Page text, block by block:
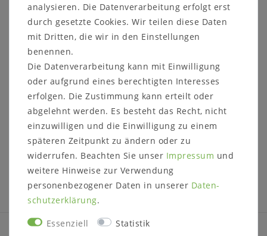
Fernsehkommode
Landhaus PRATO
187x73x50cm Eiche
massiv natur geölt
UVP 2.949,00 €
2.646,00 €
Ausstellungsstück
analysieren. Die Datenverarbeitung erfolgt erst
durch gesetzte Cookies. Wir teilen diese Daten
mit Dritten, die wir in den Einstellungen
benennen.
Die Datenverarbeitung kann mit Einwilligung
oder aufgrund eines berechtigten Interesses
erfolgen. Die Zustimmung kann erteilt oder
abgelehnt werden. Es besteht das Recht, nicht
einzuwilligen und die Einwilligung zu einem
späteren Zeitpunkt zu ändern oder zu
widerrufen. Beachten Sie unser Impressum und
weitere Hinweise zur Verwendung
personenbezogener Daten in unserer Daten­
schutz­erklärung.
Essenziell Statistik